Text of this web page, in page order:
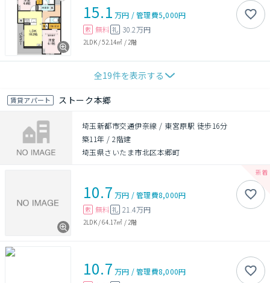
15.1 万円 /管理費5,000円
敷 無料 礼 30.2万円
2LDK/52.14㎡ / 2階
全19件を表示する
賃貸アパート ストーク本郷
埼玉新都市交通伊奈線 / 東宮原駅 徒歩16分
築11年 /2階建
埼玉県さいたま市北区本郷町
10.7 万円 /管理費8,000円
敷 無料 礼 21.4万円
2LDK/64.17㎡ / 2階
10.7 万円 /管理費8,000円